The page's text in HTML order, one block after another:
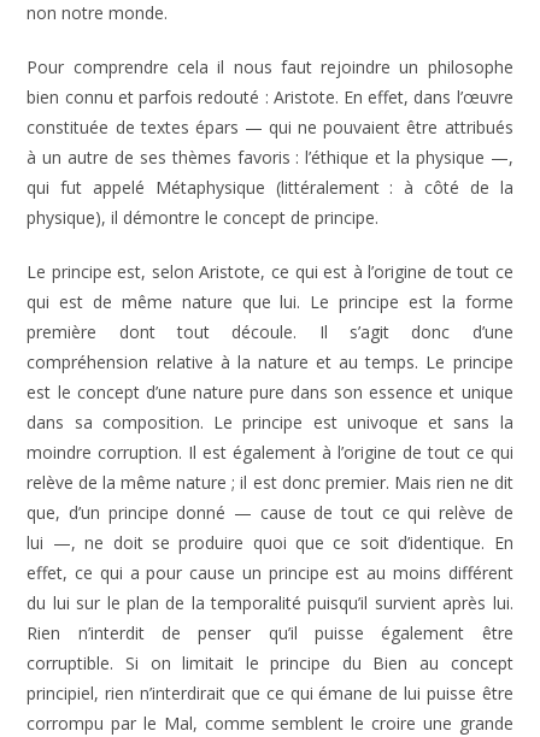
non notre monde.
Pour comprendre cela il nous faut rejoindre un philosophe
bien connu et parfois redouté : Aristote. En effet, dans l’œuvre
constituée de textes épars — qui ne pouvaient être attribués
à un autre de ses thèmes favoris : l’éthique et la physique —,
qui fut appelé Métaphysique (littéralement : à côté de la
physique), il démontre le concept de principe.
Le principe est, selon Aristote, ce qui est à l’origine de tout ce
qui est de même nature que lui. Le principe est la forme
première dont tout découle. Il s’agit donc d’une
compréhension relative à la nature et au temps. Le principe
est le concept d’une nature pure dans son essence et unique
dans sa composition. Le principe est univoque et sans la
moindre corruption. Il est également à l’origine de tout ce qui
relève de la même nature ; il est donc premier. Mais rien ne dit
que, d’un principe donné — cause de tout ce qui relève de
lui —, ne doit se produire quoi que ce soit d’identique. En
effet, ce qui a pour cause un principe est au moins différent
du lui sur le plan de la temporalité puisqu’il survient après lui.
Rien n’interdit de penser qu’il puisse également être
corruptible. Si on limitait le principe du Bien au concept
principiel, rien n’interdirait que ce qui émane de lui puisse être
corrompu par le Mal, comme semblent le croire une grande